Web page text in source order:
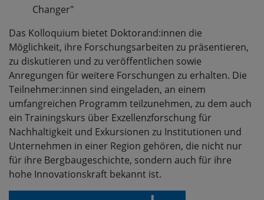
Changer"
Das Kolloquium bietet Doktorand:innen die
Möglichkeit, ihre Forschungsarbeiten zu präsentieren,
zu diskutieren und zu veröffentlichen sowie
Anregungen für weitere Forschungen zu erhalten. Die
Teilnehmer:innen sind eingeladen, an einem
umfangreichen Programm teilzunehmen, zu dem auch
ein Trainingskurs über Exzellenzforschung für
Nachhaltigkeit und Exkursionen zu Institutionen und
Unternehmen in einer Region gehören, die nicht nur
für ihre Bergbaugeschichte, sondern auch für ihre
hohe Innovationskraft bekannt ist.